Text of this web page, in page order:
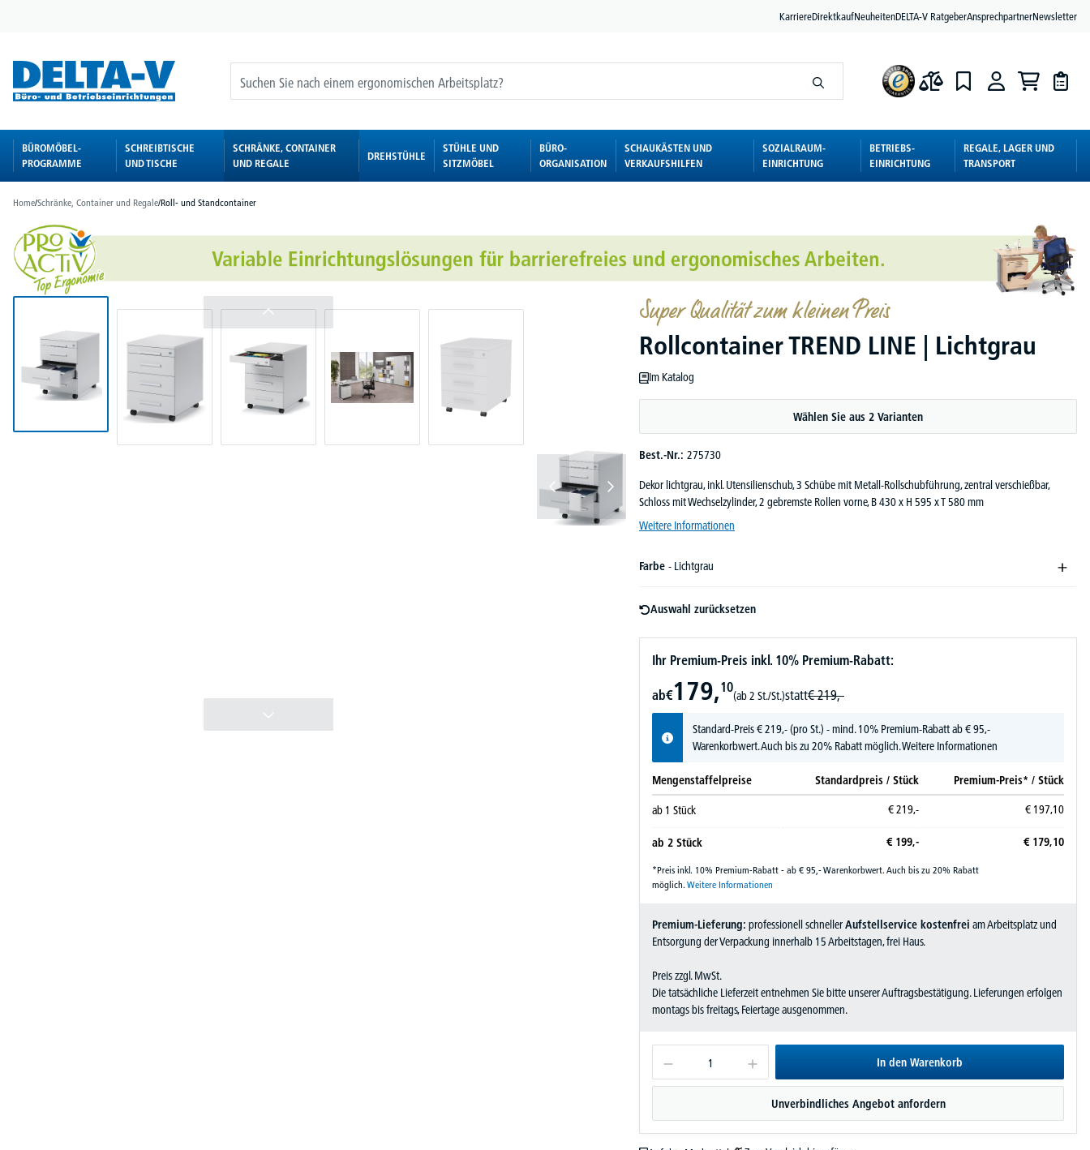
KarriereDirektkaufNeuheitenDELTA-V RatgeberAnsprechpartnerNewsletter
BÜROMÖBEL-
PROGRAMME
SCHREIBTISCHE
UND TISCHE
SCHRÄNKE, CONTAINER
UND REGALE
DREHSTÜHLE
STÜHLE UND
SITZMÖBEL
BÜRO-
ORGANISATION
SCHAUKÄSTEN UND
VERKAUFSHILFEN
SOZIALRAUM-
EINRICHTUNG
BETRIEBS-
EINRICHTUNG
REGALE, LAGER UND
TRANSPORT
Home/Schränke, Container und Regale/Roll- und Standcontainer
Super Qualität zum kleinen Preis
Rollcontainer TREND LINE | Lichtgrau
Im Katalog
Wählen Sie aus 2 Varianten
Best.-Nr.: 275730
Dekor lichtgrau, inkl. Utensilienschub, 3 Schübe mit Metall-Rollschubführung, zentral verschießbar,
Schloss mit Wechselzylinder, 2 gebremste Rollen vorne, B 430 x H 595 x T 580 mm
Weitere Informationen
Farbe - Lichtgrau
Auswahl zurücksetzen
Ihr Premium-Preis inkl. 10% Premium-Rabatt:
ab€179,10
(ab 2 St./St.)statt€ 219,-
Standard-Preis€219,-(pro St.) - mind. 10% Premium-Rabatt ab € 95,-
Warenkorbwert. Auch bis zu 20% Rabatt möglich.Weitere Informationen
Mengenstaffelpreise Standardpreis / Stück Premium-Preis* / Stück
ab 1 Stück €219,- € 197,10
ab 2 Stück € 199,- € 179,10
*Preis inkl. 10% Premium-Rabatt - ab € 95,- Warenkorbwert. Auch bis zu 20% Rabatt
möglich. Weitere Informationen
Premium-Lieferung: professionell schnellerAufstellservice kostenfrei am Arbeitsplatz und
Entsorgung der Verpackung innerhalb 15 Arbeitstagen, frei Haus.
Preis zzgl. MwSt.
Die tatsächliche Lieferzeit entnehmen Sie bitte unserer Auftragsbestätigung. Lieferungen erfolgen
montags bis freitags, Feiertage ausgenommen.
In den Warenkorb
Unverbindliches Angebot anfordern